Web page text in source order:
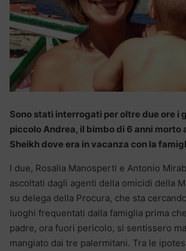
Sono stati interrogati per oltre due ore i
piccolo Andrea, il bimbo di 6 anni morto
Sheikh dove era in vacanza con la
I due, Rosalia Manosperti e Antonio
ascoltati dagli agenti della omicidi della
su delega della Procura, che sta
luoghi frequentati dalla famiglia prima
padre, ora fuori pericolo, si sentissero
mangiato dai tre palermitani. Tra le